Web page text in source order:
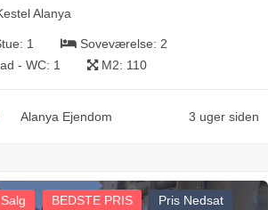
Alanya
1 Soveværelse: 2
- WC: 1 M2: 110
Alanya Ejendom 3 uger siden
BEDSTE PRIS Pris Nedsat